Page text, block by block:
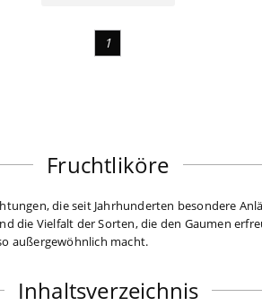
1
Fruchtliköre
die seit Jahrhunderten besondere
die Vielfalt der Sorten, die den Gaumen
außergewöhnlich macht.
Inhaltsverzeichnis